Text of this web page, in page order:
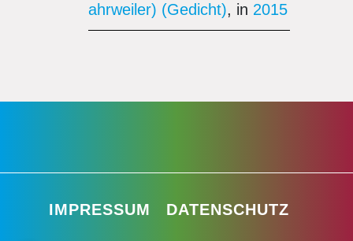
ahrweiler) (Gedicht), in 2015
IMPRESSUM DATENSCHUTZ